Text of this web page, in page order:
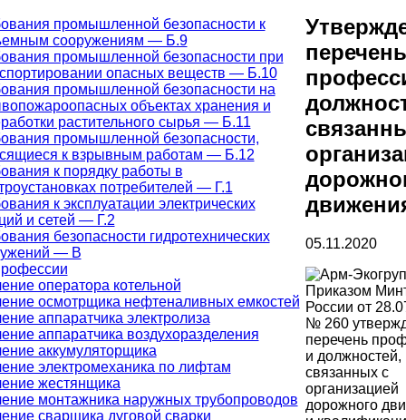
промышленной безопасности к
сооружениям — Б.9
промышленной безопасности при
опасных веществ — Б.10
промышленной безопасности на
объектах хранения и
растительного сырья — Б.11
промышленной безопасности,
к взрывным работам — Б.12
к порядку работы в
потребителей — Г.1
к эксплуатации электрических
и сетей — Г.2
безопасности гидротехнических
— В
оператора котельной
осмотрщика нефтеналивных емкостей
аппаратчика электролиза
аппаратчика воздухоразделения
аккумуляторщика
электромеханика по лифтам
жестянщика
монтажника наружных трубопроводов
сварщика дуговой сварки
перечень
05.11.2020
Приказом
России от
№ 260
перечень
и должностей,
связанных с
организацией
дорожного